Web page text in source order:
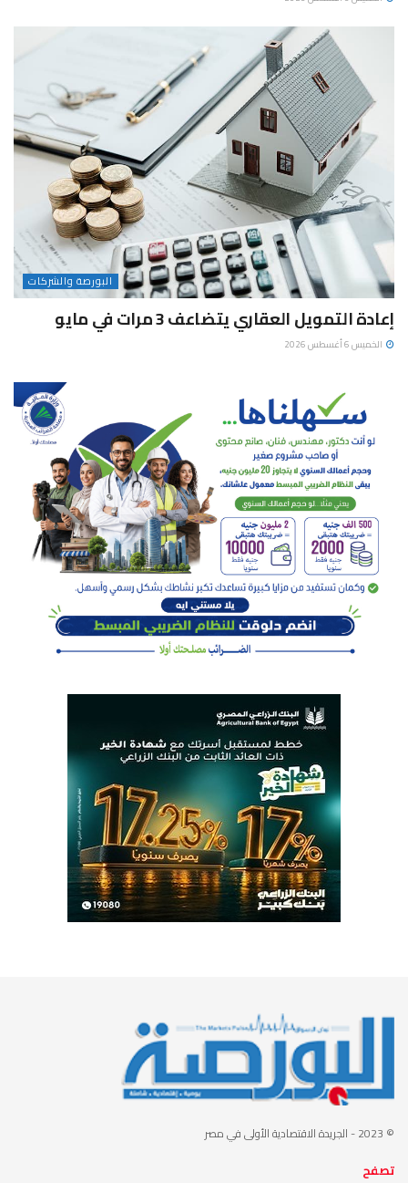
البورصة والشركات
إعادة التمويل العقاري يتضاعف 3 مرات في مايو
الخميس 6 أغسطس 2026
© 2023 - الجريدة الاقتصادية الأولى في مصر
تصفح